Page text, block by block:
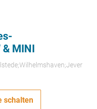
MINI
schalten